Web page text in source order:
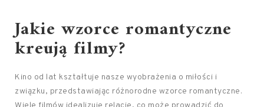
Jakie wzorce romantyczne
kreują filmy?
Kino od lat kształtuje nasze wyobrażenia o miłości i
związku, przedstawiając różnorodne wzorce romantyczne.